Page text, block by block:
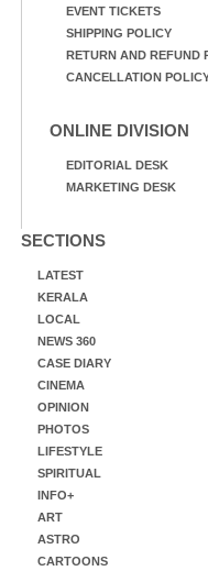
EVENT TICKETS
SHIPPING POLICY
RETURN AND REFUND
CANCELLATION
ONLINE DIVISION
EDITORIAL DESK
MARKETING DESK
SECTIONS
LATEST
KERALA
LOCAL
NEWS 360
CASE DIARY
CINEMA
OPINION
PHOTOS
LIFESTYLE
SPIRITUAL
INFO+
ART
ASTRO
CARTOONS